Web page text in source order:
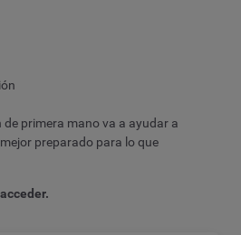
primera mano va a ayudar a
preparado para lo que